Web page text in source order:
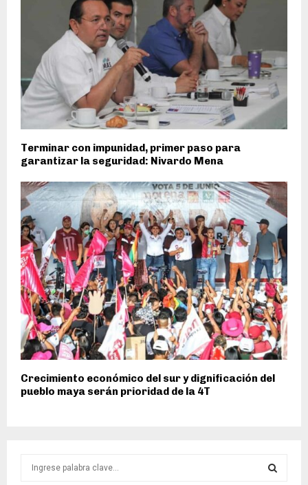
Terminar con impunidad, primer paso para
garantizar la seguridad: Nivardo Mena
Crecimiento económico del sur y dignificación del
pueblo maya serán prioridad de la 4T